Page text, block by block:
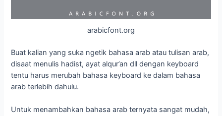
arabicfont.org
Buat kalian yang suka ngetik bahasa arab atau tulisan arab,
disaat menulis hadist, ayat alqur’an dll dengan keyboard
tentu harus merubah bahasa keyboard ke dalam bahasa
arab terlebih dahulu.
Untuk menambahkan bahasa arab ternyata sangat mudah,